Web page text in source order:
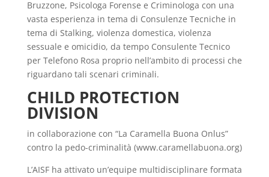
Bruzzone, Psicologa Forense e Criminologa con una
vasta esperienza in tema di Consulenze Tecniche in
tema di Stalking, violenza domestica, violenza
sessuale e omicidio, da tempo Consulente Tecnico
per Telefono Rosa proprio nell’ambito di processi che
riguardano tali scenari criminali.
CHILD PROTECTION
DIVISION
in collaborazione con “La Caramella Buona Onlus”
contro la pedo-criminalità (www.caramellabuona.org)
L’AISF ha attivato un’equipe multidisciplinare formata